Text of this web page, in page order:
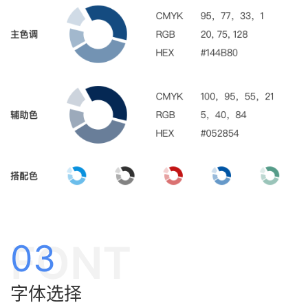
03
FONT
字体选择